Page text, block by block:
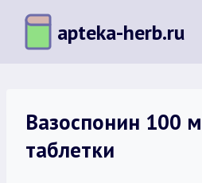
Перейти
содержимому
apteka-herb.ru
Вазоспонин 100
таблетки